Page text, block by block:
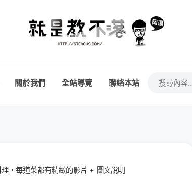
關於我們 全站導覽 聯絡本站
，每道菜都有精緻的影片 + 圖文說明